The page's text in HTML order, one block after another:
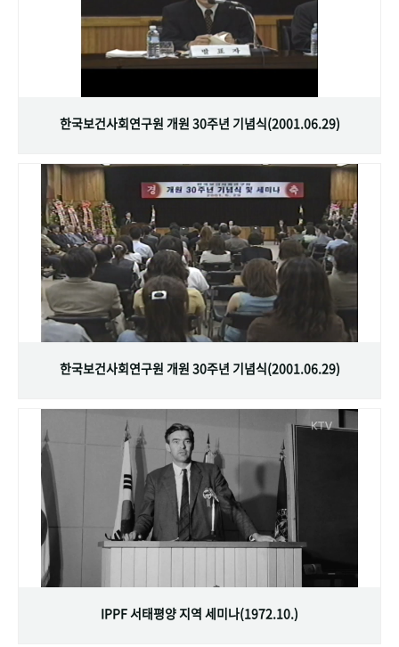
한국보건사회연구원 개원 30주년 기념식(2001.06.29)
한국보건사회연구원 개원 30주년 기념식(2001.06.29)
IPPF 서태평양 지역 세미나(1972.10.)